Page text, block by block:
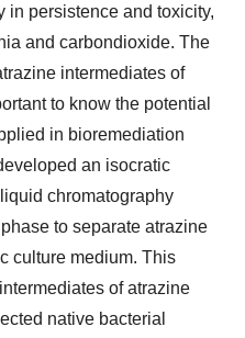
in persistence and toxicity,
and carbondioxide. The
intermediates of
to know the potential
in bioremediation
an isocratic
chromatography
to separate atrazine
culture medium. This
of atrazine
native bacterial